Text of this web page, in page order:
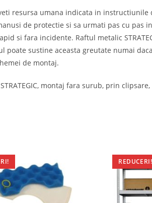
resursa umana indicata in instructiunile
de protectie si sa urmati pas cu pas
si fara incidente. Raftul metalic
sustine aceasta greutate numai
de montaj.
montaj fara surub, prin
REDUCERI!